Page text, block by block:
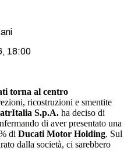
18:00
torna al centro
ricostruzioni e smentite
S.p.A. ha deciso di
di aver presentato una
di Ducati Motor Holding. Sul
dalla società, ci sarebbero